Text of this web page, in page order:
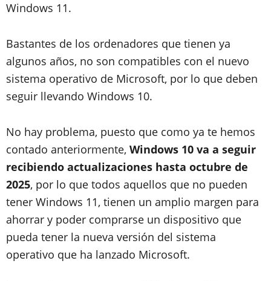
Windows 11.
Bastantes de los ordenadores que tienen ya
algunos años, no son compatibles con el nuevo
sistema operativo de Microsoft, por lo que deben
seguir llevando Windows 10.
No hay problema, puesto que como ya te hemos
contado anteriormente, Windows 10 va a seguir
recibiendo actualizaciones hasta octubre de
2025, por lo que todos aquellos que no pueden
tener Windows 11, tienen un amplio margen para
ahorrar y poder comprarse un dispositivo que
pueda tener la nueva versión del sistema
operativo que ha lanzado Microsoft.